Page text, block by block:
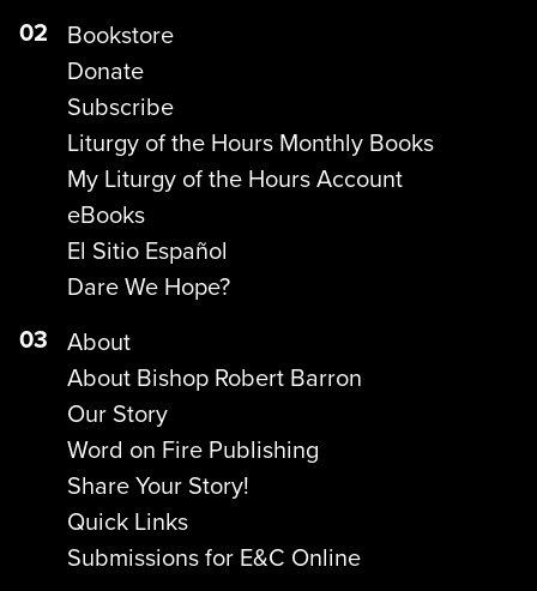
02 Bookstore
Donate
Subscribe
Liturgy of the Hours Monthly Books
My Liturgy of the Hours Account
eBooks
El Sitio Español
Dare We Hope?
03 About
About Bishop Robert Barron
Our Story
Word on Fire Publishing
Share Your Story!
Quick Links
Submissions for E&C Online